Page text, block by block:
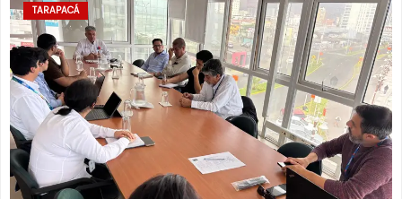
Jueves 21°C 18°C
14 de agosto
Viernes 21°C 18°C
TARAPACÁ